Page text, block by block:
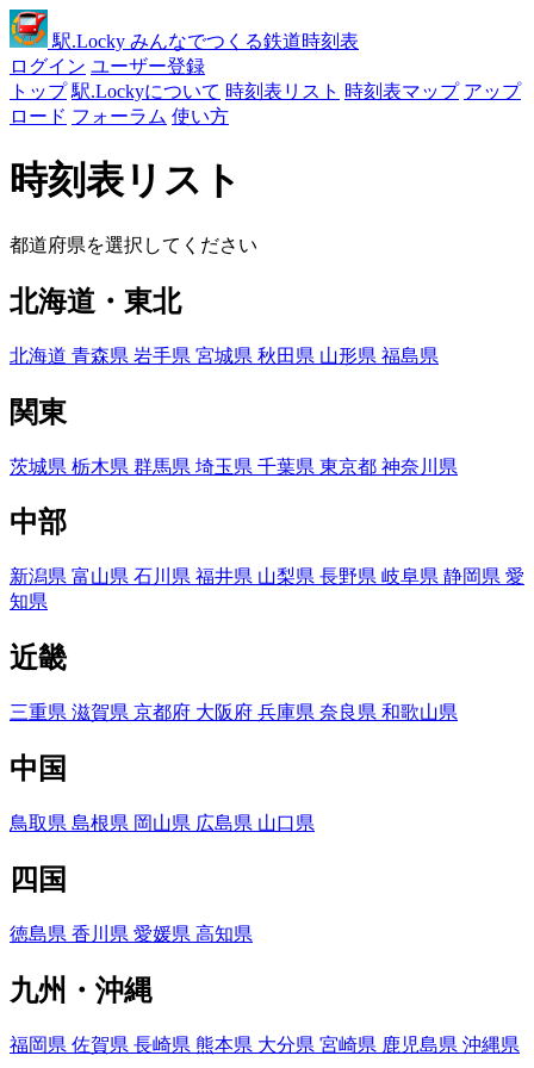
駅.Locky みんなでつくる鉄道時刻表
ログイン ユーザー登録
トップ 駅.Lockyについて 時刻表リスト 時刻表マップ アップ
ロード フォーラム 使い方
時刻表リスト
都道府県を選択してください
北海道・東北
北海道 青森県 岩手県 宮城県 秋田県 山形県 福島県
関東
茨城県 栃木県 群馬県 埼玉県 千葉県 東京都 神奈川県
中部
新潟県 富山県 石川県 福井県 山梨県 長野県 岐阜県 静岡県 愛
知県
近畿
三重県 滋賀県 京都府 大阪府 兵庫県 奈良県 和歌山県
中国
鳥取県 島根県 岡山県 広島県 山口県
四国
徳島県 香川県 愛媛県 高知県
九州・沖縄
福岡県 佐賀県 長崎県 熊本県 大分県 宮崎県 鹿児島県 沖縄県